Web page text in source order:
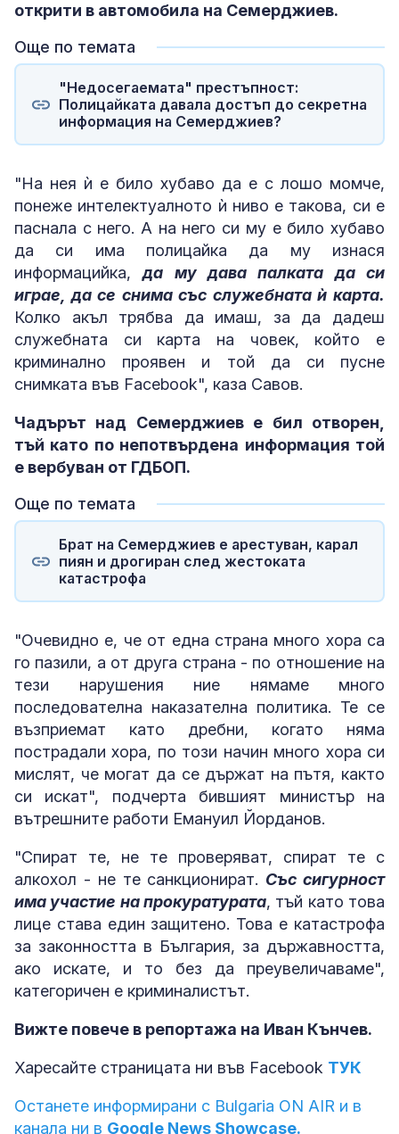
открити в автомобила на Семерджиев.
Още по темата
"Недосегаемата" престъпност:
Полицайката давала достъп до секретна
информация на Семерджиев?
"На нея ѝ е било хубаво да е с лошо момче,
понеже интелектуалното ѝ ниво е такова, си е
паснала с него. А на него си му е било хубаво
да си има полицайка да му изнася
информацийка,да му дава палката да си
играе, да се снима със служебната ѝ карта.
Колко акъл трябва да имаш, за да дадеш
служебната си карта на човек, който е
криминално проявен и той да си пусне
снимката във Facebook", каза Савов.
Чадърът над Семерджиев е бил отворен,
тъй като по непотвърдена информация той
е вербуван от ГДБОП.
Още по темата
Брат на Семерджиев е арестуван, карал
пиян и дрогиран след жестоката
катастрофа
"Очевидно е, че от една страна много хора са
го пазили, а от друга страна - по отношение на
тези нарушения ние нямаме много
последователна наказателна политика. Те се
възприемат като дребни, когато няма
пострадали хора, по този начин много хора си
мислят, че могат да се държат на пътя, както
си искат", подчерта бившият министър на
вътрешните работи Емануил Йорданов.
"Спират те, не те проверяват, спират те с
алкохол - не те санкционират. Със сигурност
има участие на прокуратурата, тъй като това
лице става един защитено. Това е катастрофа
за законността в България, за държавността,
ако искате, и то без да преувеличаваме",
категоричен е криминалистът.
Вижте повече в репортажа на Иван Кънчев.
Харесайте страницата ни във Facebook ТУК
Останете информирани с Bulgaria ON AIR и в
канала ни в Google News Showcase.